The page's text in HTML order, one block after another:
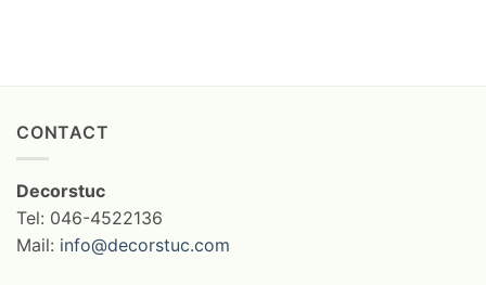
CONTACT
Decorstuc
Tel: 046-4522136
Mail: info@decorstuc.com